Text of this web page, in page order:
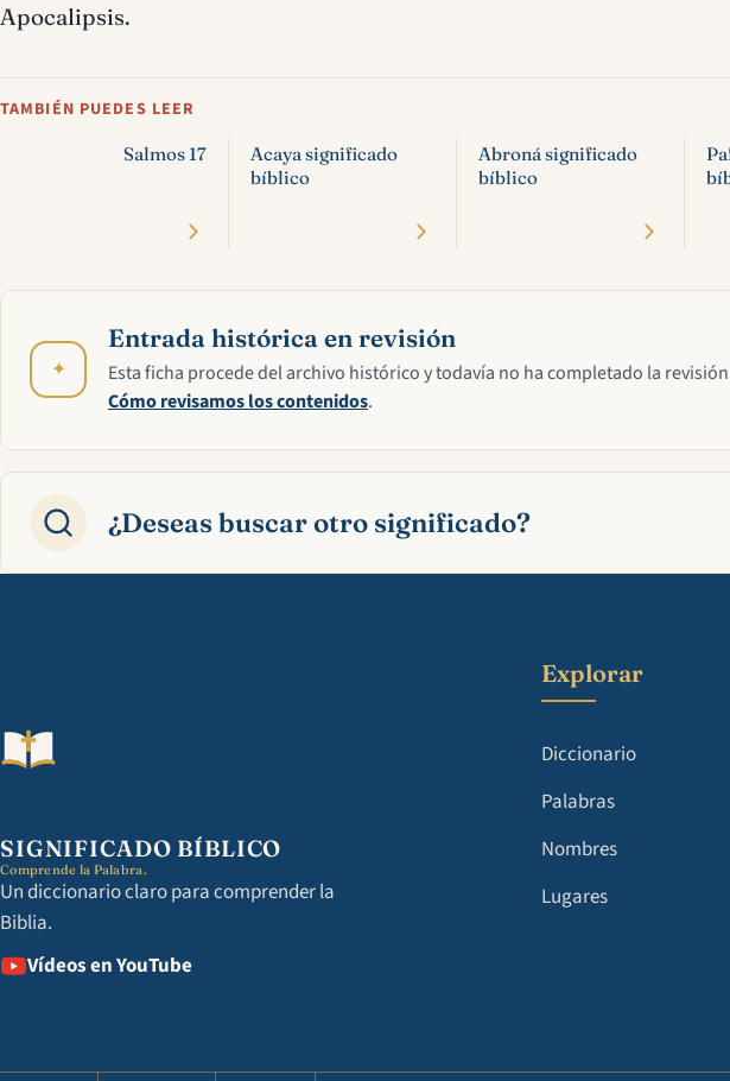
Apocalipsis.
TAMBIÉN PUEDES LEER
Salmos 17
Acaya significado
bíblico
Abroná significado
bíblico
✦
Entrada histórica en revisión
Esta ficha procede del archivo histórico y todavía no ha completado la
Cómo revisamos los contenidos.
¿Deseas buscar otro significado?
SIGNIFICADO BÍBLICO
Comprende la Palabra.
Un diccionario claro para comprender la
Biblia.
Vídeos en YouTube
Explorar
Diccionario
Palabras
Nombres
Lugares